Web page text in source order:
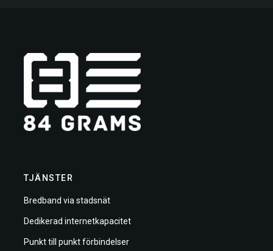
TJÄNSTER
Bredband via stadsnät
Dedikerad internetkapacitet
Punkt till punkt förbindelser